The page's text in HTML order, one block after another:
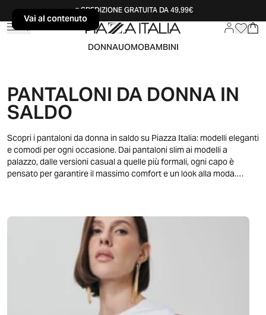
Vai al contenutoSPEDIZIONE GRATUITA DA 49,99€
DONNAUOMOBAMBINI
PANTALONI DA DONNA IN
SALDO
Scopri i pantaloni da donna in saldo su Piazza Italia: modelli eleganti
e comodi per ogni occasione. Dai pantaloni slim ai modelli a
palazzo, dalle versioni casual a quelle più formali, ogni capo è
pensato per garantire il massimo comfort e un look alla moda.
ogni outfit con eleganza e praticità. Acquista ora e approfitta dei
Vai al contenuto